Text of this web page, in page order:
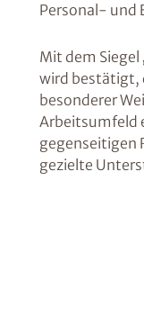
Personal- und
Mit dem Siegel
wird bestätigt,
besonderer
Arbeitsumfeld
gegenseitigen
gezielte